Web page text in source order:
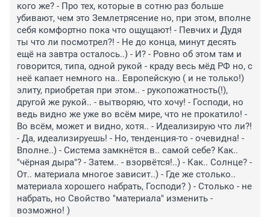
кого же? - Про тех, которые в сотню раз больше
убивают, чем это Землетрясение но, при этом, вполне
себя комфортно пока что ощущают! - Певчих и Дудя
ты что ли посмотрел?! - Не до конца, минут десять
ещё на завтра осталось..) - И? - Ровно об этом там и
говорится, типа, одной рукой - краду весь мёд РФ но, с
неё капает немного на.. Европейскую ( и не только!)
элиту, приобретая при этом.. - рукопожатность(!),
другой же рукой.. - вытворяю, что хочу! - Господи, но
ведь видно же уже во всём мире, что не прокатило! -
Во всём, может и видно, хотя.. - Идеализирую что ли?!
- Да, идеализируешь! - Но, тенденция-то - очевидна! -
Вполне..) - Система замкнётся в.. самой себе? Как..
"чёрная дыра"? - Затем.. - взорвётся!..) - Как.. Солнце? -
От.. материала многое зависит..) - Где же столько..
материала хорошего набрать, Господи? ) - Столько - не
набрать, но Свойство "материала" изменить -
возможно! )